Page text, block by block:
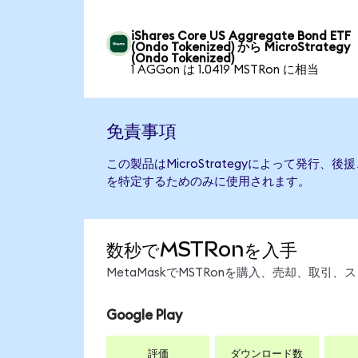
iShares Core US Aggregate Bond ETF
(Ondo Tokenized) から MicroStrategy
(Ondo Tokenized)
1 AGGon は 1.0419 MSTRon に相当
免責事項
この製品はMicroStrategyによって発行、後
を特定するためのみに使用されます。
数秒でMSTRonを入手
MetaMaskでMSTRonを購入、売却、取引、
Google Play
評価 ダウンロード数